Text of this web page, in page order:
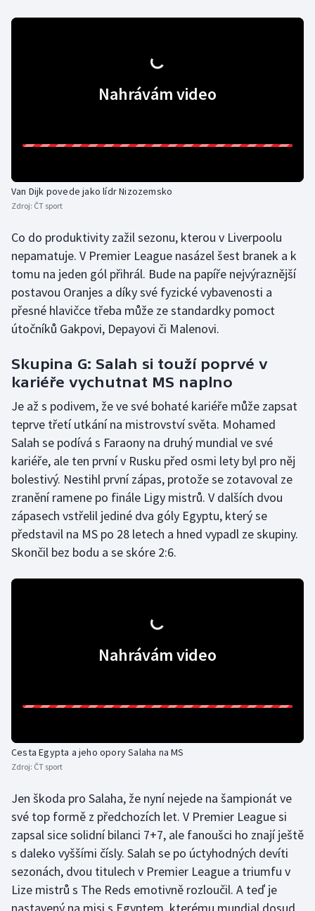
Nahrávám video
Van Dijk povede jako lídr Nizozemsko
Zdroj: ČT sport
Co do produktivity zažil sezonu, kterou v Liverpoolu
nepamatuje. V Premier League nasázel šest branek a k
tomu na jeden gól přihrál. Bude na papíře nejvýraznější
postavou Oranjes a díky své fyzické vybavenosti a
přesné hlavičce třeba může ze standardky pomoct
útočníků Gakpovi, Depayovi či Malenovi.
Skupina G: Salah si touží poprvé v
kariéře vychutnat MS naplno
Je až s podivem, že ve své bohaté kariéře může zapsat
teprve třetí utkání na mistrovství světa. Mohamed
Salah se podívá s Faraony na druhý mundial ve své
kariéře, ale ten první v Rusku před osmi lety byl pro něj
bolestivý. Nestihl první zápas, protože se zotavoval ze
zranění ramene po finále Ligy mistrů. V dalších dvou
zápasech vstřelil jediné dva góly Egyptu, který se
představil na MS po 28 letech a hned vypadl ze skupiny.
Skončil bez bodu a se skóre 2:6.
Nahrávám video
Cesta Egypta a jeho opory Salaha na MS
Zdroj: ČT sport
Jen škoda pro Salaha, že nyní nejede na šampionát ve
své top formě z předchozích let. V Premier League si
zapsal sice solidní bilanci 7+7, ale fanoušci ho znají ještě
s daleko vyššími čísly. Salah se po úctyhodných devíti
sezonách, dvou titulech v Premier League a triumfu v
Lize mistrů s The Reds emotivně rozloučil. A teď je
nastavený na misi s Egyptem, kterému mundial dosud